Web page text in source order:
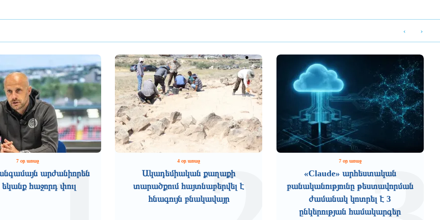
7 օր առաջ
արժանիորեն
եկանք հաջորդ փուլ
4 օր առաջ
Ակադեմիական քաղաքի
տարածքում հայտնաբերվել է
հնագույն բնակավայր
7 օր առաջ
«Claude» արհեստական
բանականությունը թեստավորման
ժամանակ կոտրել է 3
ընկերության համակարգեր
‹ ›